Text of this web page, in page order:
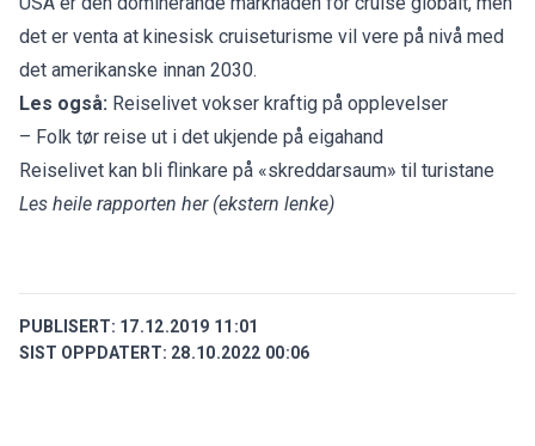
det er venta at kinesisk cruiseturisme vil vere på nivå med
det amerikanske innan 2030.
Les også: Reiselivet vokser kraftig på opplevelser
– Folk tør reise ut i det ukjende på eigahand
Reiselivet kan bli flinkare på «skreddarsaum» til turistane
Les heile rapporten her(ekstern lenke)
PUBLISERT: 17.12.2019 11:01
SIST OPPDATERT: 28.10.2022 00:06